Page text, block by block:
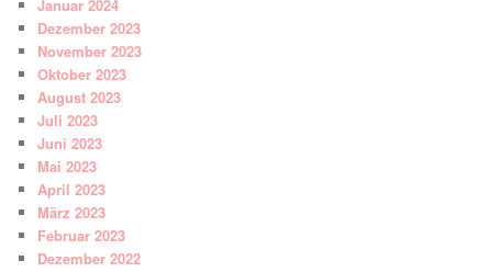
Januar 2024
Dezember 2023
November 2023
Oktober 2023
August 2023
Juli 2023
Juni 2023
Mai 2023
April 2023
März 2023
Februar 2023
Dezember 2022